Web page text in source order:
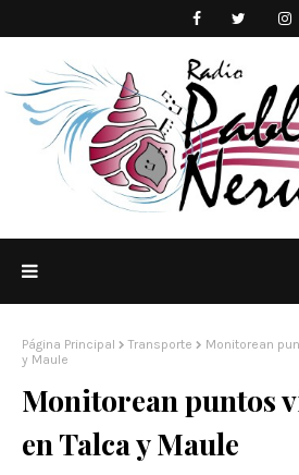
Página Principal Transporte
Monitorean
y Maule
Monitorean puntos
en Talca y Maule